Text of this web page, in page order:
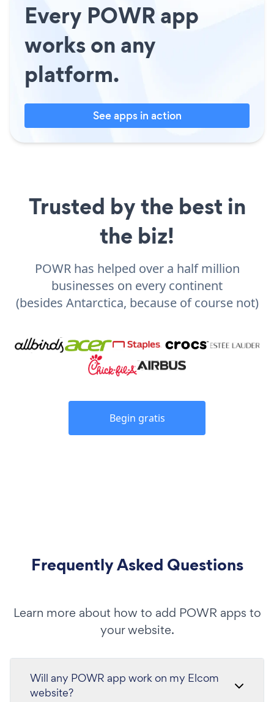
Every POWR app
works on any
platform.
See apps in action
Trusted by the best in
the biz!
POWR has helped over a half million
businesses on every continent
(besides Antarctica, because of course not)
Begin gratis
Frequently Asked Questions
Learn more about how to add POWR apps to
your website.
Will any POWR app work on my Elcom
website?